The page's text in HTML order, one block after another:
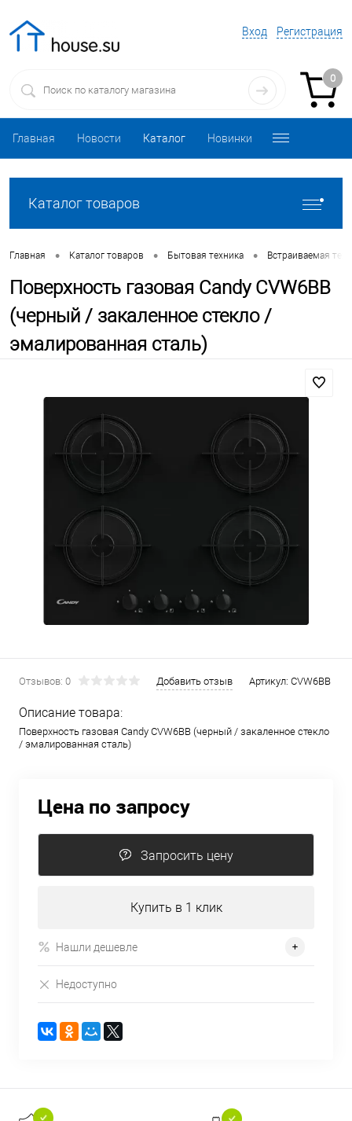
Вход Регистрация
0
Главная Новости Каталог Новинки
Каталог товаров
Главная • Каталог товаров • Бытовая техника • Встраиваемая
Поверхность газовая Candy CVW6BB
(черный / закаленное стекло /
эмалированная сталь)
Отзывов: 0 Добавить отзыв Артикул: CVW6BB
Описание товара:
Поверхность газовая Candy CVW6BB (черный / закаленное стекло
/ эмалированная сталь)
Цена по запросу
Запросить цену
Купить в 1 клик
Нашли дешевле
Недоступно